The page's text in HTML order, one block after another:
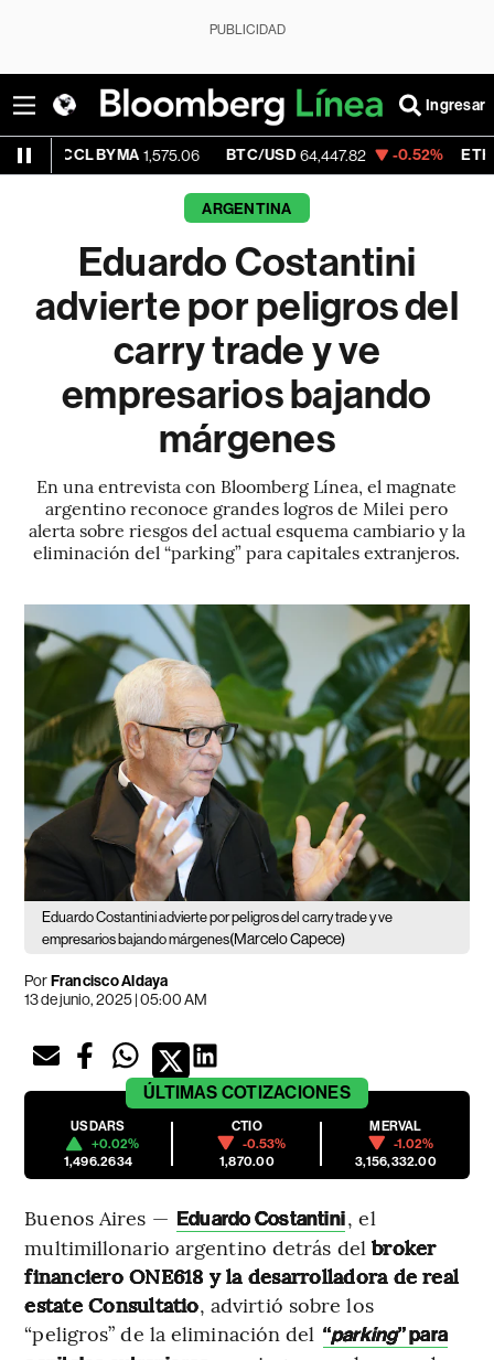
PUBLICIDAD
Ingresar
1,575.06 BTC/USD 64,447.82 -0.52% ETH/USD
ARGENTINA
Eduardo Costantini
advierte por peligros del
carry trade y ve
empresarios bajando
márgenes
En una entrevista con Bloomberg Línea, el magnate
argentino reconoce grandes logros de Milei pero
alerta sobre riesgos del actual esquema cambiario y la
eliminación del “parking” para capitales extranjeros.
Eduardo Costantini advierte por peligros del carry trade y ve
empresarios bajando márgenes(Marcelo Capece)
PorFrancisco Aldaya
13 de junio, 2025 | 05:00 AM
ÚLTIMAS COTIZACIONES
USDARS
+0.02%
1,496.2634
CTIO
-0.53%
1,870.00
MERVAL
-1.02%
3,156,332.00
Buenos Aires — Eduardo Costantini, el
multimillonario argentino detrás del broker
financiero ONE618 y la desarrolladora de real
estate Consultatio, advirtió sobre los
“peligros” de la eliminación del “parking” para